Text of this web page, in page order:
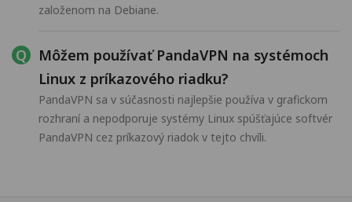
založenom na Debiane.
Môžem používať PandaVPN na systémoch
Linux z príkazového riadku?
PandaVPN sa v súčasnosti najlepšie používa v grafickom
rozhraní a nepodporuje systémy Linux spúšťajúce softvér
PandaVPN cez príkazový riadok v tejto chvíli.